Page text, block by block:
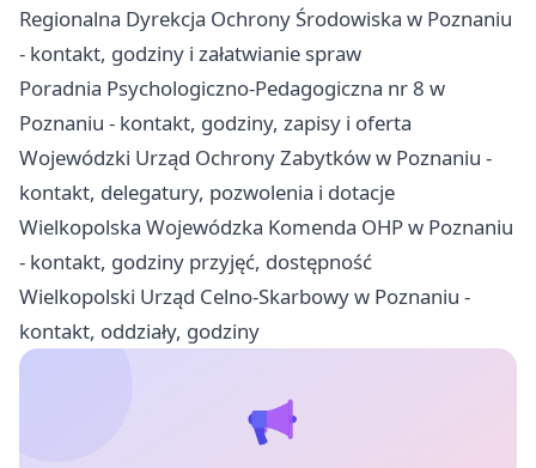
Regionalna Dyrekcja Ochrony Środowiska w Poznaniu
- kontakt, godziny i załatwianie spraw
Poradnia Psychologiczno-Pedagogiczna nr 8 w
Poznaniu - kontakt, godziny, zapisy i oferta
Wojewódzki Urząd Ochrony Zabytków w Poznaniu -
kontakt, delegatury, pozwolenia i dotacje
Wielkopolska Wojewódzka Komenda OHP w Poznaniu
- kontakt, godziny przyjęć, dostępność
Wielkopolski Urząd Celno-Skarbowy w Poznaniu -
kontakt, oddziały, godziny